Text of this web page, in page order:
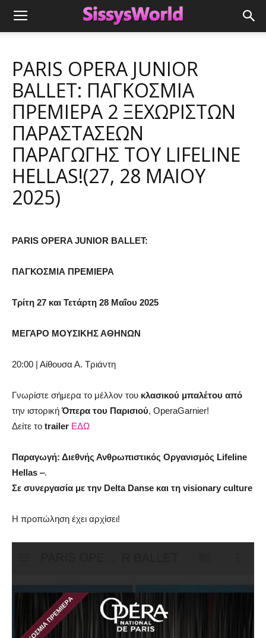
PARIS OPERA JUNIOR
BALLET: ΠΑΓΚΟΣΜΙΑ
ΠΡΕΜΙΕΡΑ 2 ΞΕΧΩΡΙΣΤΩΝ
ΠΑΡΑΣΤΑΣΕΩΝ
ΠΑΡΑΓΩΓΗΣ ΤΟΥ LIFELINE
HELLAS!(27, 28 MAIOY
2025)
PARIS OPERA JUNIOR BALLET:
ΠΑΓΚΟΣΜΙΑ ΠΡΕΜΙΕΡΑ
Τρίτη 27 και Τετάρτη 28 Μαΐου 2025
ΜΕΓΑΡΟ ΜΟΥΣΙΚΗΣ ΑΘΗΝΩΝ
20:00 | Αίθουσα Α. Τριάντη
Γνωρίστε σήμερα το μέλλον του κλασικού μπαλέτου από
την ιστορικήΌπερα του Παρισιού, OperaGarnier!
Δείτε το trailer ΕΔΩ
Παραγωγή: Διεθνής Ανθρωπιστικός Οργανισμός Lifeline
Hellas ‒.
Σε συνεργασία με την Delta Danse και τη visionary culture
H προπώληση έχει αρχίσει!